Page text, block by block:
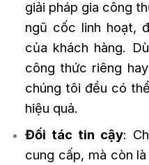
giải pháp gia công
ngũ cốc linh hoạt,
của khách hàng.
công thức riêng
chúng tôi đều có
hiệu quả.
Đối tác tin cậy:
cung cấp, mà còn